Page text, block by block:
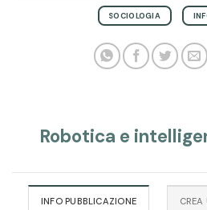
SOCIOLOGIA
Robotica e
INFO PUBBLICAZIONE